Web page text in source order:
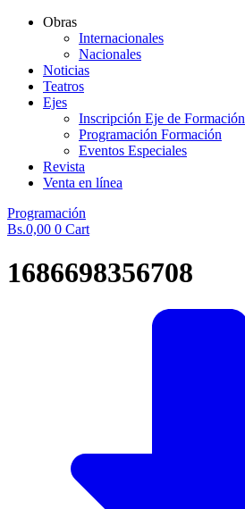
Obras
Internacionales
Nacionales
Noticias
Teatros
Ejes
Inscripción Eje de Formación
Programación Formación
Eventos Especiales
Revista
Venta en línea
Programación
Bs.0,00 0 Cart
1686698356708